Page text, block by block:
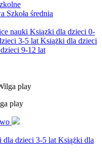
Szkoła średnia
nauki Ksiązki dla dzieci 0-
3-5 lat Książki dla dzieci
9-12 lat
play
dla dzieci 3-5 lat Książki dla